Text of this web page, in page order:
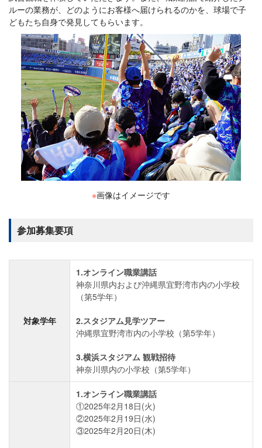
ルーの業務が、どのようにお客様へ届けられるのかを、球場で子
どもたち自身で発見してもらいます。
※画像はイメージです
参加募集要項
対象学年
1.オンライン職業講話
神奈川県内および沖縄県宜野湾市内の小学校
（第5学年）
2.スタジアム見学ツアー
沖縄県宜野湾市内の小学校（第5学年）
3.横浜スタジアム 観戦招待
神奈川県内の小学校（第5学年）
1.オンライン職業講話
①2025年2月18日(火)
②2025年2月19日(水)
③2025年2月20日(木)